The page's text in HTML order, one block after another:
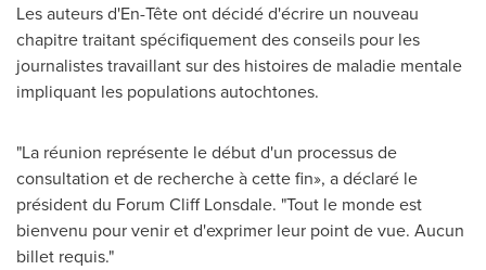
Les auteurs d'En-Tête ont décidé d'écrire un nouveau
chapitre traitant spécifiquement des conseils pour les
journalistes travaillant sur des histoires de maladie mentale
impliquant les populations autochtones.
"La réunion représente le début d'un processus de
consultation et de recherche à cette fin», a déclaré le
président du Forum Cliff Lonsdale. "Tout le monde est
bienvenu pour venir et d'exprimer leur point de vue. Aucun
billet requis."